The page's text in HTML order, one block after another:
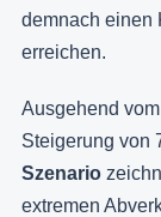
demnach einen
erreichen.
Ausgehend
Steigerung von
Szenario
extremen